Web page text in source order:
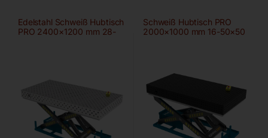
Edelstahl Schweiß Hubtisch
PRO 2400×1200 mm 28-
Schweiß Hubtisch PRO
2000×1000 mm 16-50×50